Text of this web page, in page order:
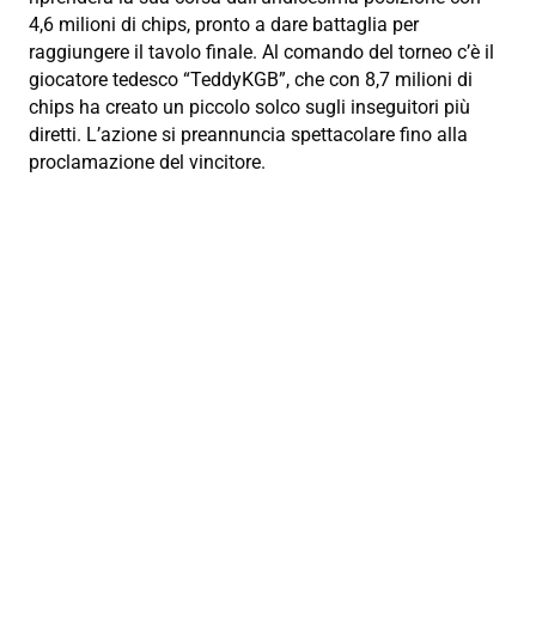
4,6 milioni di chips, pronto a dare battaglia per
raggiungere il tavolo finale. Al comando del torneo c’è il
giocatore tedesco “TeddyKGB”, che con 8,7 milioni di
chips ha creato un piccolo solco sugli inseguitori più
diretti. L’azione si preannuncia spettacolare fino alla
proclamazione del vincitore.